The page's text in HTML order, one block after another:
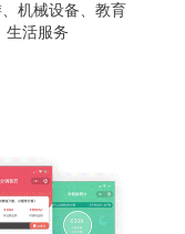
机械设备、教育
生活服务